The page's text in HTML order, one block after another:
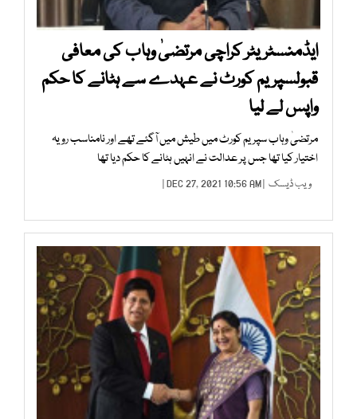
ایڈمنسٹریٹر کراچی مرتضیٰ وہاب کی معافی
قبولسپریم کورٹ نے عہدے سے ہٹانے کا حکم
واپس لے لیا
مرتضیٰ وہاب سپریم کورٹ میں طیش میں آگئے تھے اور نامناسب رویہ
اختیار کیا تھا جس پر عدالت نے انہیں ہٹانے کا حکم دیا تھا
ویب ڈیسک | DEC 27, 2021 10:56 AM |